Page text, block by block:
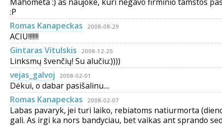
:P
Romas Kanapeckas
2008-08-29
ACIU!!!!!!!
Gintaras Vitulskis
2008-12-25
Linksmų švenčių! Su alučiu:))))
vejas_galvoj
2008-02-01
Dėkui, o dabar pasišalinu....
Romas Kanapeckas
2008-02-07
Labas pavaryk, jei turi laiko, rebiatoms natiurmorta
gali. As irgi ka nors bandyciau, bet vaikas ant sprando